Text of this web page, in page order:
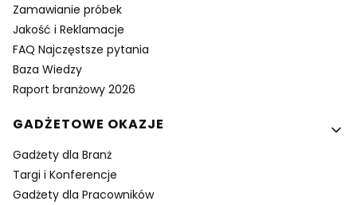
Zamawianie próbek
Jakość i Reklamacje
FAQ Najczęstsze pytania
Baza Wiedzy
Raport branżowy 2026
GADŻETOWE OKAZJE
Gadżety dla Branż
Targi i Konferencje
Gadżety dla Pracowników